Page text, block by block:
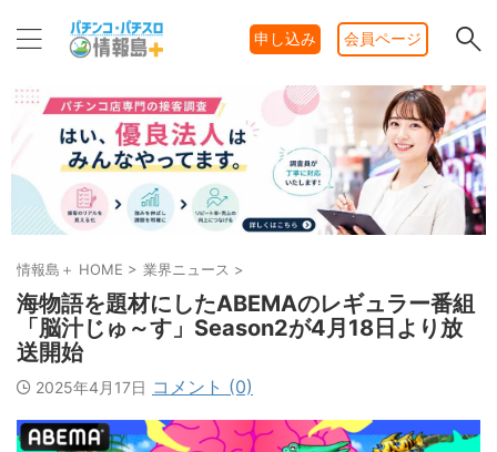
申し込み 会員ページ
情報島＋ HOME > 業界ニュース >
海物語を題材にしたABEMAのレギュラー番組
「脳汁じゅ～す」Season2が4月18日より放
送開始
2025年4月17日 コメント (0)